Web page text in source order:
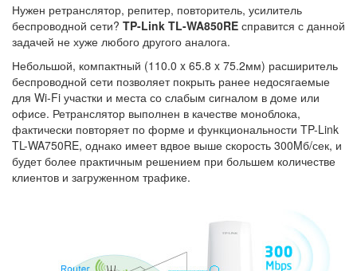
Нужен ретранслятор, репитер, повторитель, усилитель
беспроводной сети? TP-Link TL-WA850RE справится с данной
задачей не хуже любого другого аналога.
Небольшой, компактный (110.0 x 65.8 x 75.2мм) расширитель
беспроводной сети позволяет покрыть ранее недосягаемые
для Wi-Fi участки и места со слабым сигналом в доме или
офисе. Ретранслятор выполнен в качестве моноблока,
фактически повторяет по форме и функциональности TP-Link
TL-WA750RE, однако имеет вдвое выше скорость 300Mб/сек, и
будет более практичным решением при большем количестве
клиентов и загруженном трафике.